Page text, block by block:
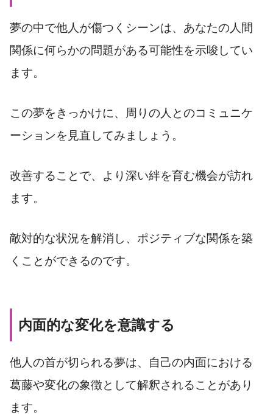
夢の中で他人が傷つくシーンは、あなたの人間
関係に何らかの問題がある可能性を示唆してい
ます。
この夢をきっかけに、周りの人とのコミュニケ
ーションを見直してみましょう。
改善することで、より深い絆を育む機会が訪れ
ます。
敵対的な状況を解消し、ポジティブな関係を築
くことができるのです。
内面的な変化を意識する
他人の首が切られる夢は、自己の内面における
葛藤や変化の象徴として解釈されることがあり
ます。